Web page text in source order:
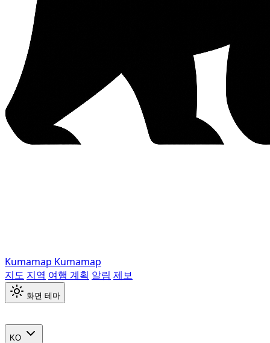
Kumamap Kumamap
지도 지역 여행 계획 알림 제보
화면 테마
KO